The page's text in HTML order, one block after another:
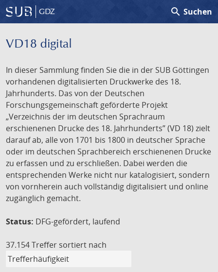
GDZ search Suchen
VD18 digital
In dieser Sammlung finden Sie die in der SUB Göttingen
vorhandenen digitalisierten Druckwerke des 18.
Jahrhunderts. Das von der Deutschen
Forschungsgemeinschaft geförderte Projekt
„Verzeichnis der im deutschen Sprachraum
erschienenen Drucke des 18. Jahrhunderts” (VD 18) zielt
darauf ab, alle von 1701 bis 1800 in deutscher Sprache
oder im deutschen Sprachbereich erschienenen Drucke
zu erfassen und zu erschließen. Dabei werden die
entsprechenden Werke nicht nur katalogisiert, sondern
von vornherein auch vollständig digitalisiert und online
zugänglich gemacht.
Status: DFG-gefördert, laufend
37.154 Treffer sortiert nach